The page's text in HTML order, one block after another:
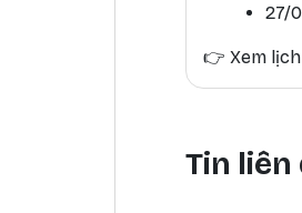
27/
👉 Xem
Tin liên